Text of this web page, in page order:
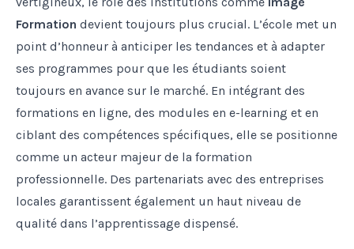
Formation devient toujours plus crucial. L’école met un
point d’honneur à anticiper les tendances et à adapter
ses programmes pour que les étudiants soient
toujours en avance sur le marché. En intégrant des
formations en ligne, des modules en e-learning et en
ciblant des compétences spécifiques, elle se positionne
comme un acteur majeur de la formation
professionnelle. Des partenariats avec des entreprises
locales garantissent également un haut niveau de
qualité dans l’apprentissage dispensé.